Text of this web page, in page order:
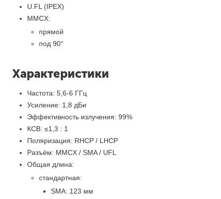
U.FL (IPEX)
MMCX:
прямой
под 90°
Характеристики
Частота: 5,6-6 ГГц
Усиление: 1,8 дБи
Эффективность излучения: 99%
КСВ: ≤1,3 : 1
Поляризация: RHCP / LHCP
Разъём: MMCX / SMA / UFL
Общая длина:
стандартная:
SMA: 123 мм